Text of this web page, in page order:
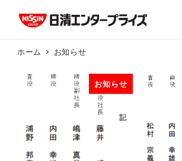
ホーム お知らせ
お知らせ